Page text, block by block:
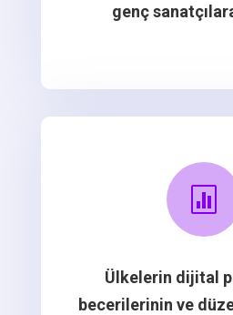
genç

Ülkelerin dijital
becerilerinin ve